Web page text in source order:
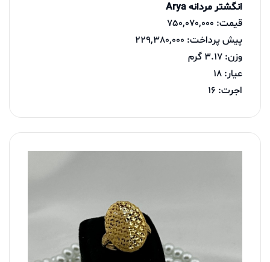
انگشتر مردانه Arya
قیمت: 750,070,000
پیش پرداخت: 229,380,000
وزن: 3.17 گرم
عیار: 18
اجرت: 16